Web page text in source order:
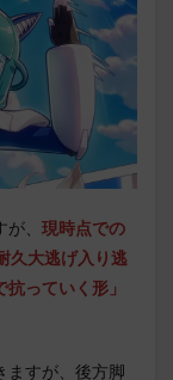
、 現時点での
久大逃げ入り逃
っていく形」
ますが、後方脚